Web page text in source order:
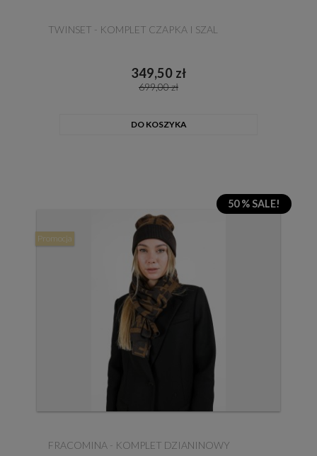
TWINSET - KOMPLET CZAPKA I SZAL
349,50 zł
699,00 zł
DO KOSZYKA
50 % SALE!
FRACOMINA - KOMPLET DZIANINOWY
Promocja